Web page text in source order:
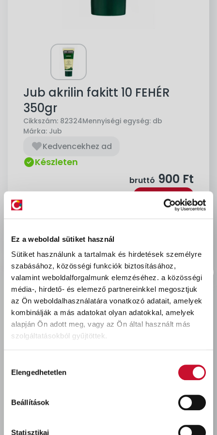
Ez a weboldal sütiket használ
Sütiket használunk a tartalmak és hirdetések személyre
szabásához, közösségi funkciók biztosításához,
valamint weboldalforgalmunk elemzéséhez. a közösségi
média-, hirdető- és elemező partnereinkkel megosztjuk
az Ön weboldalhasználatára vonatkozó adatait, amelyek
kombinálják a más adatokat olyan adatokkal, amelyek
alapján Ön adott meg, vagy az Ön által használt más
szolgáltatásokból gyűjtöttek.
kiválasztása
Elengedhetetlen
Beállítások
Statisztikai
Jub akrilin fakitt 10 FEHÉR
350gr
Cikkszám: 82324Mennyiségi egység: db
Márka: Jub
Kedvencekhez ad
Készleten
bruttó 900 Ft
Kosárba
Személyes átvétel:
Utoljára megtekintett termékek